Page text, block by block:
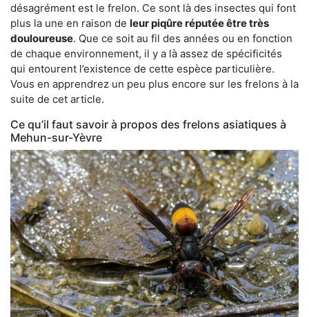
désagrément est le frelon. Ce sont là des insectes qui font
plus la une en raison de leur piqûre réputée être très
douloureuse. Que ce soit au fil des années ou en fonction
de chaque environnement, il y a là assez de spécificités
qui entourent l’existence de cette espèce particulière.
Vous en apprendrez un peu plus encore sur les frelons à la
suite de cet article.
Ce qu’il faut savoir à propos des frelons asiatiques à
Mehun-sur-Yèvre